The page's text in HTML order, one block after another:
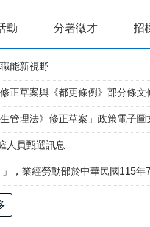
動 分署徵才 招
能新視野
更條例》部分條文修正草案」政策電子圖文
理法》修正草案」政策電子圖文說
人員甄選訊息
7月30日以勞動發創字第1150509757號令修正發布，並自115年8